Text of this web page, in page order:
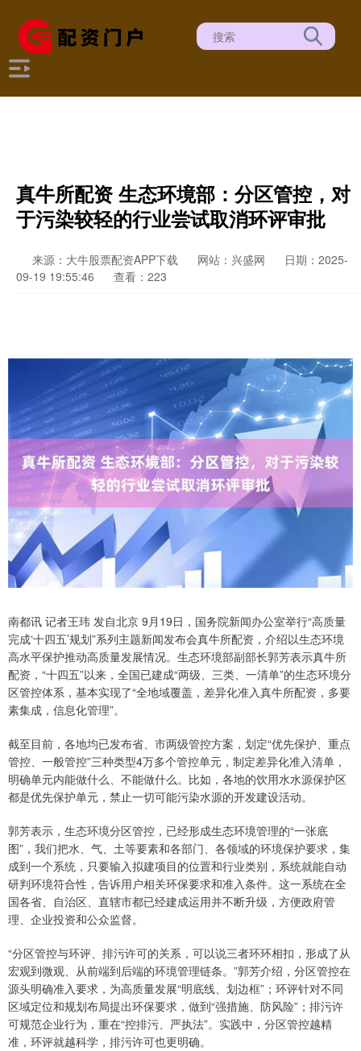
真牛所配资 生态环境部：分区管控，对
于污染较轻的行业尝试取消环评审批
来源：大牛股票配资APP下载 网站：兴盛网
日期：2025-
09-19 19:55:46
查看：223
南都讯 记者王玮 发自北京 9月19日，国务院新闻办公室举行“高质量
完成‘十四五’规划”系列主题新闻发布会真牛所配资，介绍以生态环境
高水平保护推动高质量发展情况。生态环境部副部长郭芳表示真牛所
配资，“十四五”以来，全国已建成“两级、三类、一清单”的生态环境分
区管控体系，基本实现了“全地域覆盖，差异化准入真牛所配资，多要
素集成，信息化管理”。
截至目前，各地均已发布省、市两级管控方案，划定“优先保护、重点
管控、一般管控”三种类型4万多个管控单元，制定差异化准入清单，
明确单元内能做什么、不能做什么。比如，各地的饮用水水源保护区
都是优先保护单元，禁止一切可能污染水源的开发建设活动。
郭芳表示，生态环境分区管控，已经形成生态环境管理的“一张底
图”，我们把水、气、土等要素和各部门、各领域的环境保护要求，集
成到一个系统，只要输入拟建项目的位置和行业类别，系统就能自动
研判环境符合性，告诉用户相关环保要求和准入条件。这一系统在全
国各省、自治区、直辖市都已经建成运用并不断升级，方便政府管
理、企业投资和公众监督。
“分区管控与环评、排污许可的关系，可以说三者环环相扣，形成了从
宏观到微观、从前端到后端的环境管理链条。”郭芳介绍，分区管控在
源头明确准入要求，为高质量发展“明底线、划边框”；环评针对不同
区域定位和规划布局提出环保要求，做到“强措施、防风险”；排污许
可规范企业行为，重在“控排污、严执法”。实践中，分区管控越精
准，环评就越科学，排污许可也更明确。